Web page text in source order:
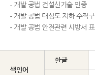
- 개발 공법 건설신기술 인증
- 개발 공법 대심도 지하 수직
- 개발 공법 안전관련 시방서
색인어
한글